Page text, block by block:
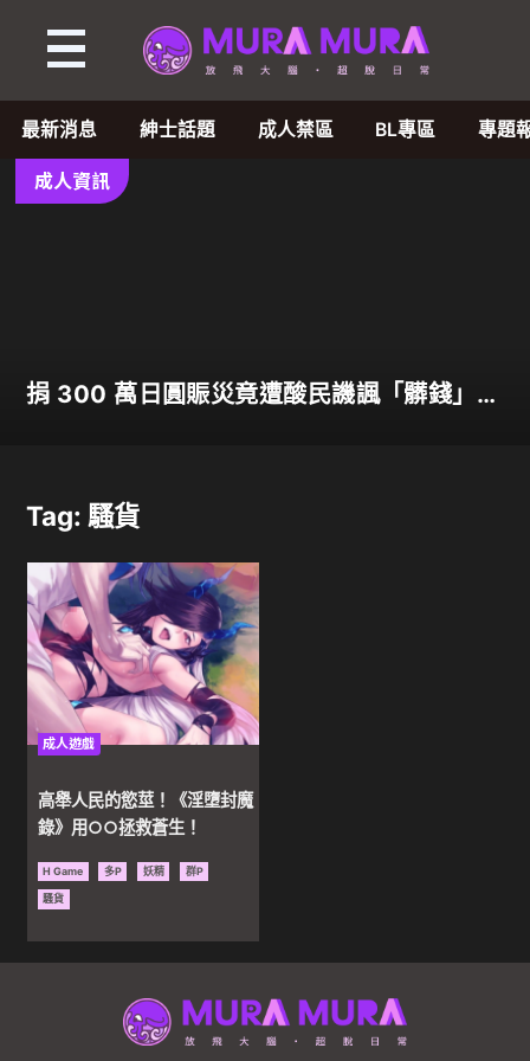
Tag:
騷
貨
人
遊
戲
｜
色
動
漫
最新消息 紳士話題 成人禁區 BL專區 專題
成人資訊
捐 300 萬日圓賑災竟遭酸民譏諷「髒錢」！
Tag: 騷貨
成人遊戲
高舉人民的慾莖！《淫墮封魔
錄》用○○拯救蒼生！
H Game 多P 妖精 群P
騷貨